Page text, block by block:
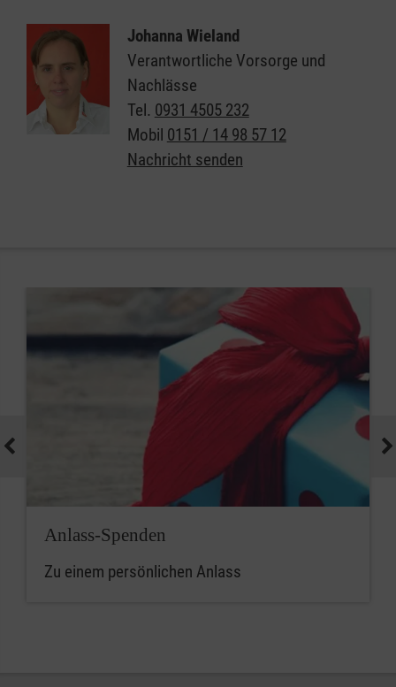
Johanna Wieland
Verantwortliche Vorsorge und
Nachlässe
Tel. 0931 4505 232
Mobil 0151 / 14 98 57 12
Nachricht senden
Anlass-Spenden
Zu einem persönlichen Anlass